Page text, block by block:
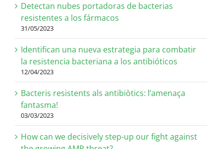
Detectan nubes portadoras de bacterias
resistentes a los fármacos
31/05/2023
Identifican una nueva estrategia para combatir
la resistencia bacteriana a los antibióticos
12/04/2023
Bacteris resistents als antibiòtics: l’amenaça
fantasma!
03/03/2023
How can we decisively step-up our fight against